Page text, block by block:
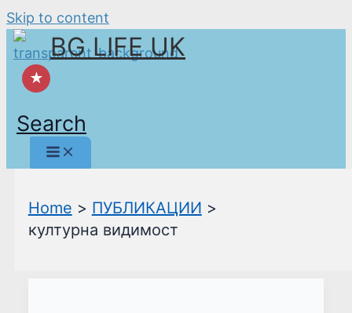
Skip to content
BG LIFE UK
★
Search
Home
ПУБЛИКАЦИИ
културна видимост